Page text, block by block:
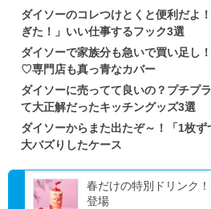
ダイソーのコレつけとくと便利だよ
ぎた！」いい仕事するフック3選
ダイソーで家族分も急いで買い足し
♡専門店も真っ青なカバー
ダイソーに売ってて良いの？プチプ
て大正解だったキッチングッズ3選
ダイソーからまた出たぞ～！「1枚
大バズりしたケース
春だけの特別ドリンク
登場